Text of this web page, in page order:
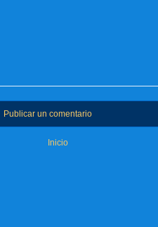
Publicar un comentario
Inicio